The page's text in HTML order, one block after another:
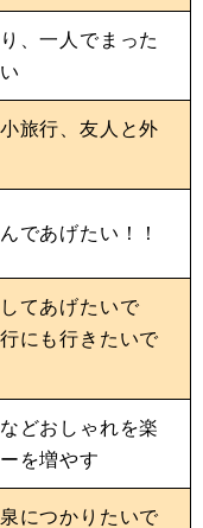
、一人でまった
旅行、友人と外
であげたい！！
てあげたいで
にも行きたいで
どおしゃれを楽
を増やす
につかりたいで